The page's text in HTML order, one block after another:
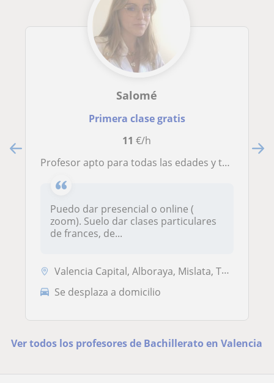
Salomé
Primera clase gratis
11 €/h
Profesor apto para todas las edades y todos los niveles, para tutorados motivados a conseguir resultados !
Puedo dar presencial o online (
zoom). Suelo dar clases particulares
de frances, de...
Valencia Capital, Alboraya, Mislata, Tavernes Blanques
Se desplaza a domicilio
Ver todos los profesores de Bachillerato en Valencia